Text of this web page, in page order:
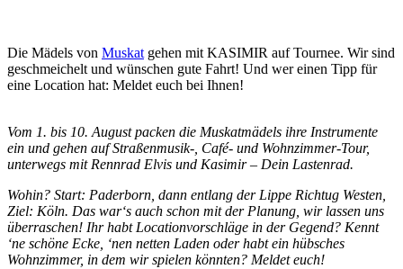
Die Mädels von Muskat gehen mit KASIMIR auf Tournee. Wir sind
geschmeichelt und wünschen gute Fahrt! Und wer einen Tipp für
eine Location hat: Meldet euch bei Ihnen!
Vom 1. bis 10. August packen die Muskatmädels ihre Instrumente
ein und gehen auf Straßenmusik-, Café- und Wohnzimmer-Tour,
unterwegs mit Rennrad Elvis und Kasimir – Dein Lastenrad.
Wohin? Start: Paderborn, dann entlang der Lippe Richtug Westen,
Ziel: Köln. Das war‘s auch schon mit der Planung, wir lassen uns
überraschen! Ihr habt Locationvorschläge in der Gegend? Kennt
‘ne schöne Ecke, ‘nen netten Laden oder habt ein hübsches
Wohnzimmer, in dem wir spielen könnten? Meldet euch!